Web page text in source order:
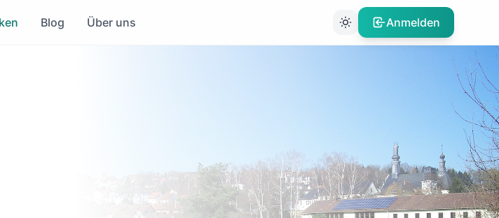
Blog Über uns Anmelden